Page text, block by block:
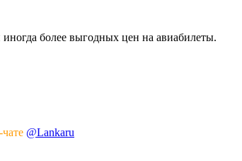
более выгодных цен на авиабилеты.
@Lankaru